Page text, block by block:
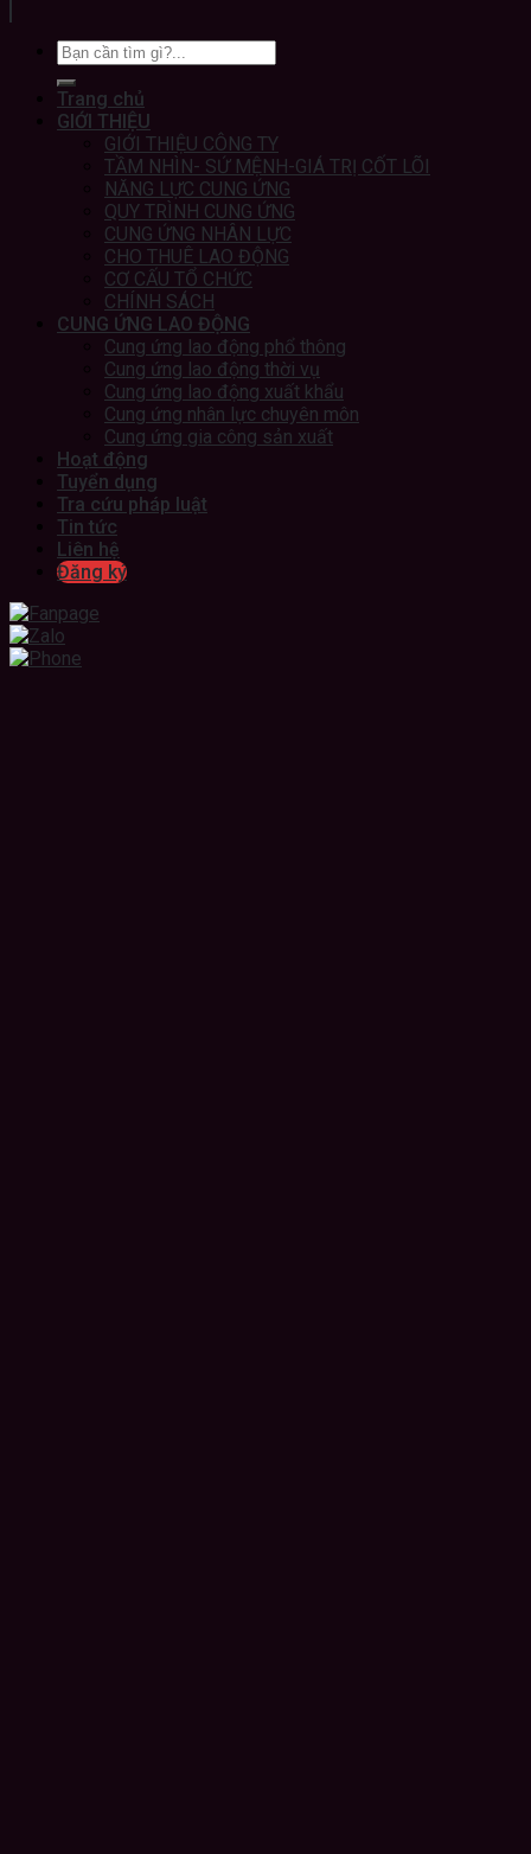
Trang chủ
GIỚI THIỆU
GIỚI THIỆU CÔNG TY
TẦM NHÌN- SỨ MỆNH-GIÁ TRỊ CỐT LÕI
NĂNG LỰC CUNG ỨNG
QUY TRÌNH CUNG ỨNG
CUNG ỨNG NHÂN LỰC
CHO THUÊ LAO ĐỘNG
CƠ CẤU TỔ CHỨC
CHÍNH SÁCH
CUNG ỨNG LAO ĐỘNG
Cung ứng lao động phổ thông
Cung ứng lao động thời vụ
Cung ứng lao động xuất khẩu
Cung ứng nhân lực chuyên môn
Cung ứng gia công sản xuất
Hoạt động
Tuyển dụng
Tra cứu pháp luật
Tin tức
Liên hệ
Đăng ký